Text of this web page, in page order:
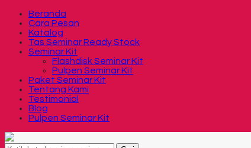
Beranda
Cara Pesan
Katalog
Tas Seminar Ready Stock
Seminar Kit
Flashdisk Seminar Kit
Pulpen Seminar Kit
Paket Seminar Kit
Tentang Kami
Testimonial
Blog
Pulpen Seminar Kit